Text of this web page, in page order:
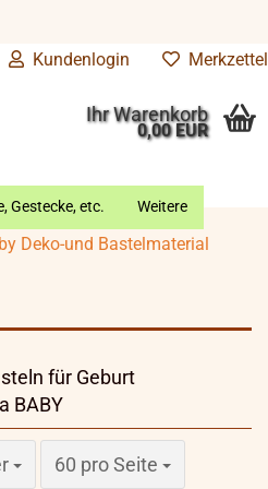
Kundenlogin Merkzettel
Ihr Warenkorb
0,00 EUR
Gestecke, etc. Weitere
Deko-und Bastelmaterial
für Geburt
BABY
60 pro Seite
pro Seite